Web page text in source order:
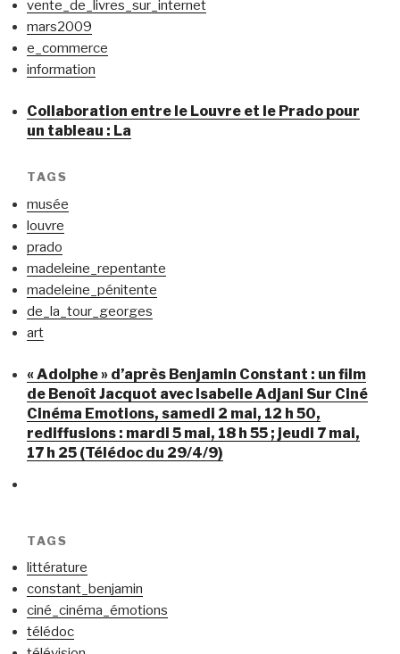
vente_de_livres_sur_internet
mars2009
e_commerce
information
Collaboration entre le Louvre et le Prado pour
un tableau : La
TAGS
musée
louvre
prado
madeleine_repentante
madeleine_pénitente
de_la_tour_georges
art
« Adolphe » d’après Benjamin Constant : un film
de Benoît Jacquot avec Isabelle Adjani Sur Ciné
Cinéma Emotions, samedi 2 mai, 12 h 50,
rediffusions : mardi 5 mai, 18 h 55 ; jeudi 7 mai,
17 h 25 (Télédoc du 29/4/9)
TAGS
littérature
constant_benjamin
ciné_cinéma_émotions
télédoc